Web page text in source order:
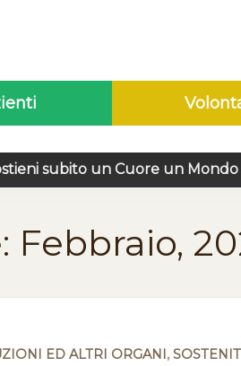
subito un Cuore un
Febbraio,
ED ALTRI ORGANI,